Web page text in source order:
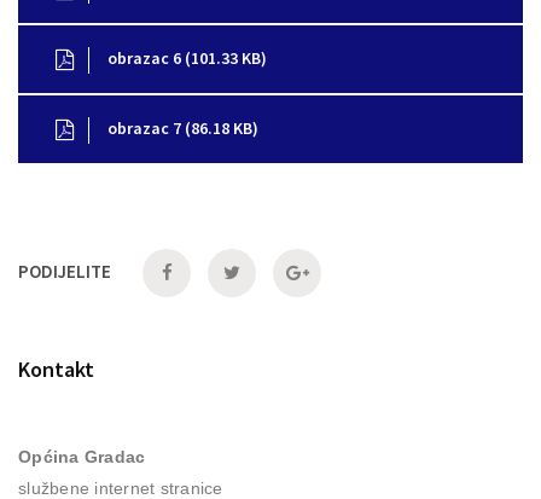
obrazac 6 (101.33 KB)
obrazac 7 (86.18 KB)
PODIJELITE PODIJELI PODIJELIPODIJELI
Kontakt
Općina Gradac
službene internet stranice